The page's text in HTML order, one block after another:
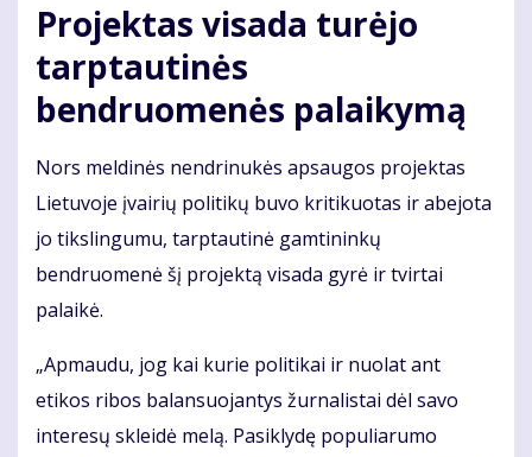
Projektas visada turėjo
tarptautinės
bendruomenės palaikymą
Nors meldinės nendrinukės apsaugos projektas
Lietuvoje įvairių politikų buvo kritikuotas ir abejota
jo tikslingumu, tarptautinė gamtininkų
bendruomenė šį projektą visada gyrė ir tvirtai
palaikė.
„Apmaudu, jog kai kurie politikai ir nuolat ant
etikos ribos balansuojantys žurnalistai dėl savo
interesų skleidė melą. Pasiklydę populiarumo